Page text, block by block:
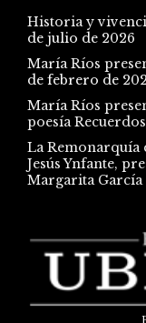
Historia y
de julio de 2026
María Ríos
de febrero de
María Ríos
poesía Recuerdos
La Remonarquía
Jesús Ynfante,
Margarita García